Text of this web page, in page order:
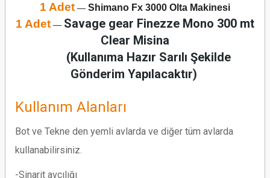
1 Adet — Shimano Fx 3000 Olta Makinesi
1 Adet — Savage gear Finezze Mono 300 mt
Clear Misina
(Kullanıma Hazır Sarılı Şekilde
Gönderim Yapılacaktır)
Kullanım Alanları
Bot ve Tekne den yemli avlarda ve diğer tüm avlarda
kullanabilirsiniz.
-Sinarit avcılığı